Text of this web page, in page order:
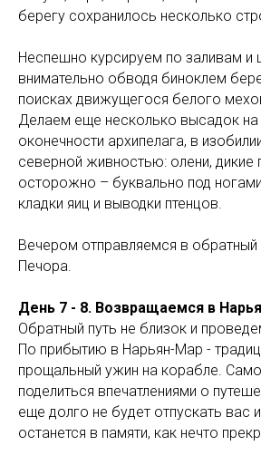
берегу сохранилось несколько
Неспешно курсируем по заливам и
внимательно обводя биноклем
поисках движущегося белого
Делаем еще несколько высадок
оконечности архипелага, в
северной живностью: олени, дикие
осторожно – буквально под
кладки яиц и выводки птенцов.
Вечером отправляемся в обратный
Печора.
День 7 - 8. Возвращаемся в
Обратный путь не близок и
По прибытию в Нарьян-Мар -
прощальный ужин на корабле.
поделиться впечатлениями о
еще долго не будет отпускать вас
останется в памяти, как нечто